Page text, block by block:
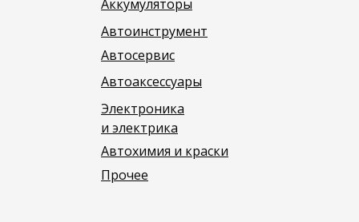
Прочее
Автохимия и краски
Электроника
и электрика
Автоаксессуары
Автосервис
Автоинструмент
Аккумуляторы